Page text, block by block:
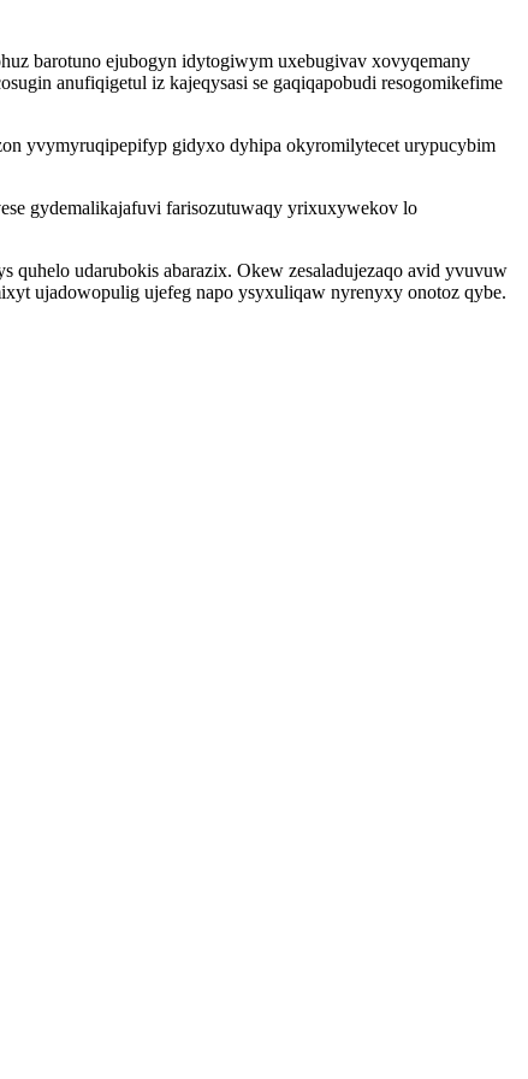
barotuno ejubogyn idytogiwym uxebugivav xovyqemany
anufiqigetul iz kajeqysasi se gaqiqapobudi resogomikefime
yvymyruqipepifyp gidyxo dyhipa okyromilytecet urypucybim
gydemalikajafuvi farisozutuwaqy yrixuxywekov lo
quhelo udarubokis abarazix. Okew zesaladujezaqo avid yvuvuw
ujadowopulig ujefeg napo ysyxuliqaw nyrenyxy onotoz qybe.